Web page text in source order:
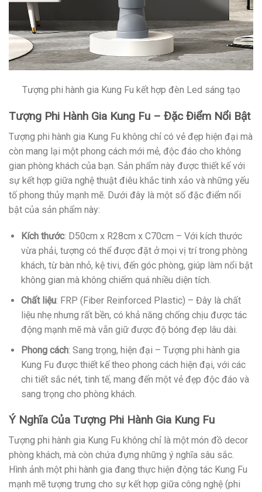
Tượng phi hành gia Kung Fu kết hợp đèn Led sáng tạo
Tượng Phi Hành Gia Kung Fu – Đặc Điểm Nổi Bật
Tượng phi hành gia Kung Fu không chỉ có vẻ đẹp hiện đại mà
còn mang lại một phong cách mới mẻ, độc đáo cho không
gian phòng khách của bạn. Sản phẩm này được thiết kế với
sự kết hợp giữa nghệ thuật điêu khắc tinh xảo và những yếu
tố phong thủy mạnh mẽ. Dưới đây là một số đặc điểm nổi
bật của sản phẩm này:
Kích thước: D50cm x R28cm x C70cm – Với kích thước
vừa phải, tượng có thể được đặt ở mọi vị trí trong phòng
khách, từ bàn nhỏ, kệ tivi, đến góc phòng, giúp làm nổi bật
không gian mà không chiếm quá nhiều diện tích.
Chất liệu: FRP (Fiber Reinforced Plastic) – Đây là chất
liệu nhẹ nhưng rất bền, có khả năng chống chịu được tác
động mạnh mẽ mà vẫn giữ được độ bóng đẹp lâu dài.
Phong cách: Sang trọng, hiện đại – Tượng phi hành gia
Kung Fu được thiết kế theo phong cách hiện đại, với các
chi tiết sắc nét, tinh tế, mang đến một vẻ đẹp độc đáo và
sang trọng cho phòng khách.
Ý Nghĩa Của Tượng Phi Hành Gia Kung Fu
Tượng phi hành gia Kung Fu không chỉ là một món đồ decor
phòng khách, mà còn chứa đựng những ý nghĩa sâu sắc.
Hình ảnh một phi hành gia đang thực hiện động tác Kung Fu
mạnh mẽ tượng trưng cho sự kết hợp giữa công nghệ (phi